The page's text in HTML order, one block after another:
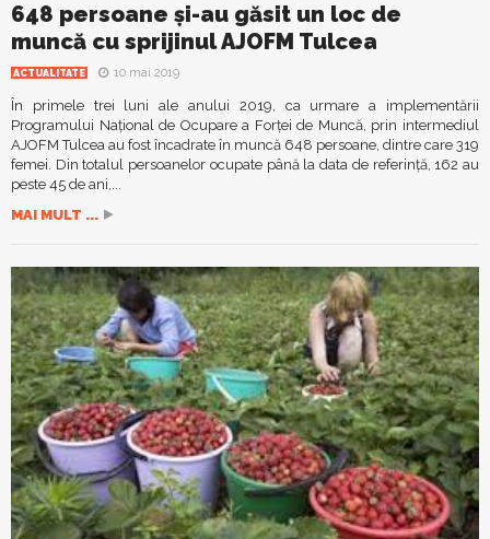
648 persoane şi-au găsit un loc de
muncă cu sprijinul AJOFM Tulcea
ACTUALITATE 10 mai 2019
În primele trei luni ale anului 2019, ca urmare a implementării
Programului Naţional de Ocupare a Forţei de Muncă, prin intermediul
AJOFM Tulcea au fost încadrate în muncă 648 persoane, dintre care 319
femei. Din totalul persoanelor ocupate până la data de referință, 162 au
peste 45 de ani,...
MAI MULT ...